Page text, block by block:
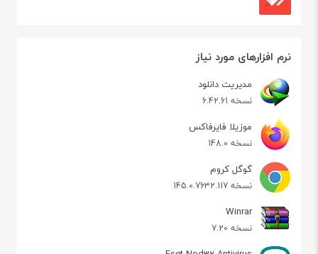
نرم افزارهای مورد نیاز
مدیریت دانلود
نسخه 6.42.61
موزیلا فایرفاکس
نسخه 148.0
گوگل کروم
نسخه 145.0.7632.117
Winrar
نسخه 7.20